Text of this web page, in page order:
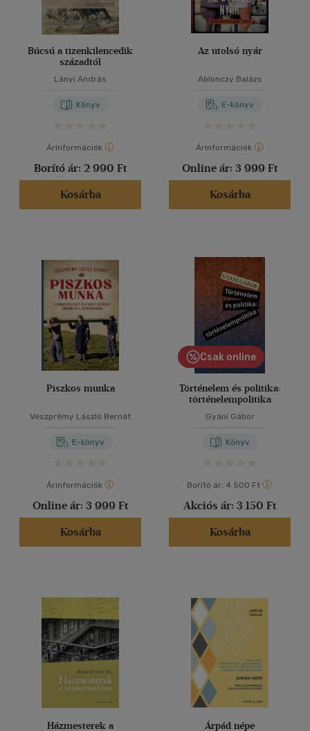
Búcsú a tizenkilencedik
századtól
Lányi András
Könyv
Árinformációk
Borító ár: 2 990 Ft
Kosárba
Az utolsó nyár
Ablonczy Balázs
E-könyv
Árinformációk
Online ár: 3 999 Ft
Kosárba
Piszkos munka
Veszprémy László Bernát
E-könyv
Árinformációk
Online ár: 3 999 Ft
Kosárba
Csak online
Történelem és politika:
történelempolitika
Gyáni Gábor
Könyv
Borító ár: 4 500 Ft
Akciós ár: 3 150 Ft
Kosárba
Házmesterek a Árpád népe